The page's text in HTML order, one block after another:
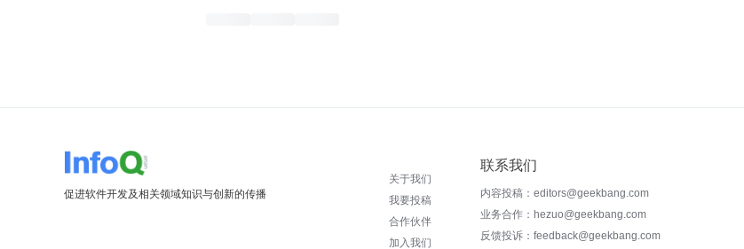
促进软件开发及相关领域知识与创新的传播
关于我们
我要投稿
合作伙伴
加入我们
联系我们
内容投稿：editors@geekbang.com
业务合作：hezuo@geekbang.com
反馈投诉：feedback@geekbang.com